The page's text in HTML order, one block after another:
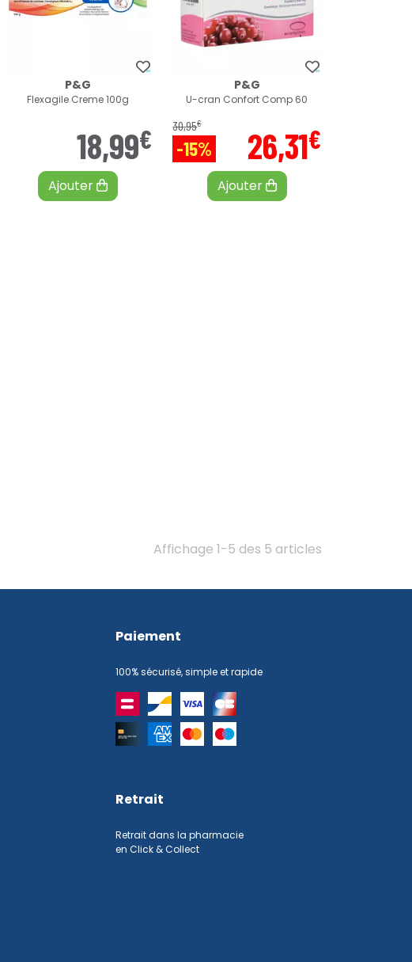
P&G
Flexagile Creme 100g
18,99€
Ajouter
P&G
U-cran Confort Comp 60
30,95€
-15% 26,31€
Ajouter
Affichage 1-5 des 5 articles
Paiement
100% sécurisé, simple et rapide
Retrait
Retrait dans la pharmacie
en Click & Collect